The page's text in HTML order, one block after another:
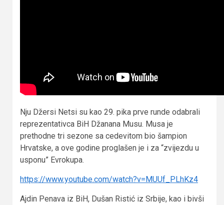
Nju Džersi Netsi su kao 29. pika prve runde odabrali
reprezentativca BiH Džanana Musu. Musa je
prethodne tri sezone sa cedevitom bio šampion
Hrvatske, a ove godine proglašen je i za “zvijezdu u
usponu” Evrokupa.
https://www.youtube.com/watch?v=MUUf_PLhKz4
Ajdin Penava iz BiH, Dušan Ristić iz Srbije, kao i bivši